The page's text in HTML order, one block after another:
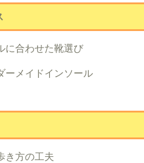
に合わせた靴選び
ーメイドインソール
き方の工夫